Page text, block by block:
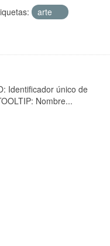
arte
Identificador único de
Nombre...